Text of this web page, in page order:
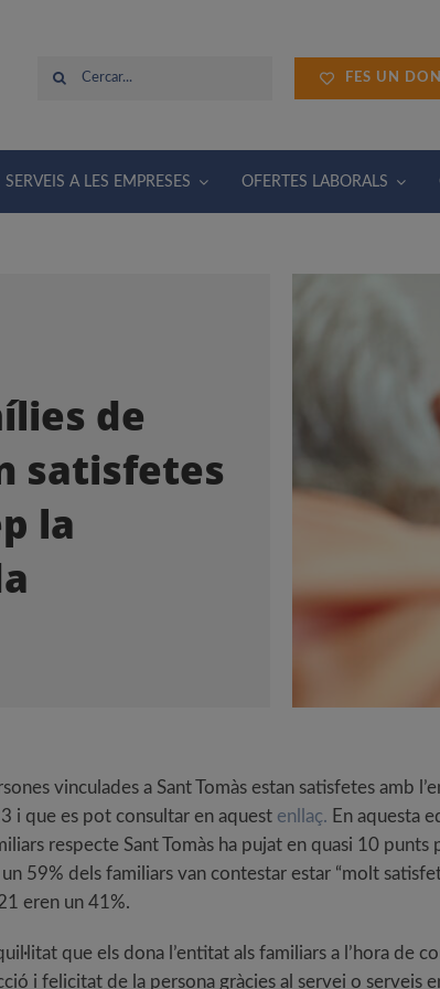
Cerca
FES UN
SERVEIS A LES EMPRESES OFERTES LABORALS
de
satisfetes
la
vinculades a Sant Tomàs estan satisfetes amb
i que es pot consultar en aquest enllaç. En aquesta
respecte Sant Tomàs ha pujat en quasi 10
59% dels familiars van contestar estar “molt
eren un 41%.
que els dona l’entitat als familiars a l’hora de
i felicitat de la persona gràcies al servei o serveis